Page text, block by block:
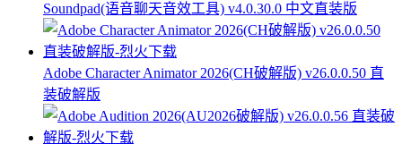
Soundpad(语音聊天音效工具) v4.0.30.0 中文直装版
Adobe Character Animator 2026(CH破解版) v26.0.0.50 直
装破解版